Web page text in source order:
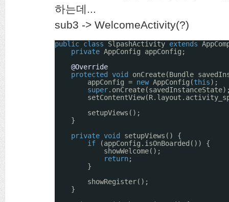
하는데...
sub3 -> WelcomeActivity(?)
public class SlpashActivity extends
private AppConfig appConfig;
@Override
protected void
onCreate(Bundle
appConfig = new AppConfig(this);
super
setupViews();
}
private void
setupViews() {
if
(appConfig.isOnBoarded()) {
showWelcome();
return;
}
showRegister();
}